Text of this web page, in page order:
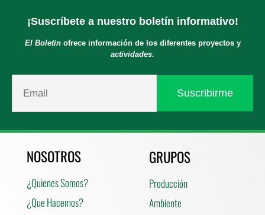
¡Suscríbete a nuestro boletín informativo!
El Boletínofrece información de los diferentes proyectos y
actividades.
NOSOTROS
¿Quienes Somos?
¿Que Hacemos?
GRUPOS
Producción
Ambiente